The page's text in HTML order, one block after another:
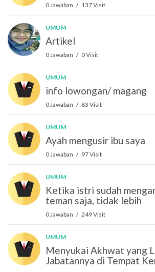
0 Jawaban / 137 Visit
UMUM
Artikel
0 Jawaban / 0 Visit
UMUM
info lowongan/ magang
0 Jawaban / 83 Visit
UMUM
Ayah mengusir ibu saya
0 Jawaban / 97 Visit
UMUM
Ketika istri sudah
teman saja, tidak lebih
0 Jawaban / 249 Visit
UMUM
Menyukai Akhwat yang
Jabatannya di Tempat